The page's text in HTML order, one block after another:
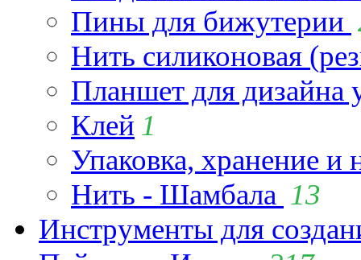
Пины для бижутерии
Нить силиконовая
Планшет для
Клей 1
Упаковка, хранение и
Нить - Шамбала 13
Инструменты для